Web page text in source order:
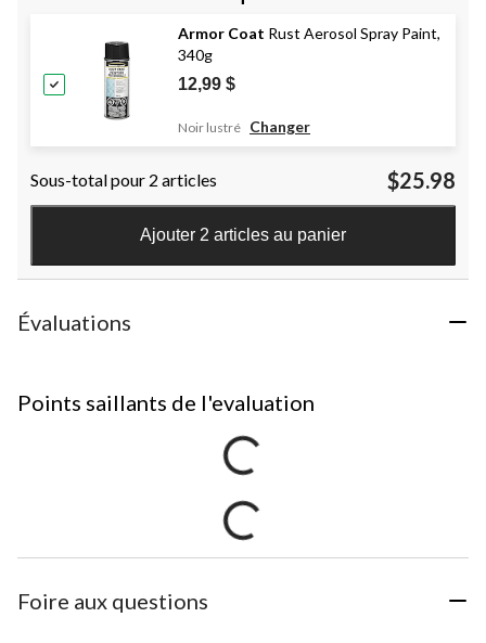
Armor Coat Rust Aerosol Spray Paint,
340g
12,99 $
Noir lustré Changer
Sous-total pour 2 articles $25.98
Ajouter 2 articles au panier
Évaluations
Points saillants de l'evaluation
Foire aux questions